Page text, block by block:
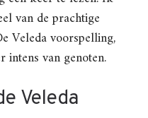
van de prachtige
Veleda voorspelling,
intens van genoten.
Veleda